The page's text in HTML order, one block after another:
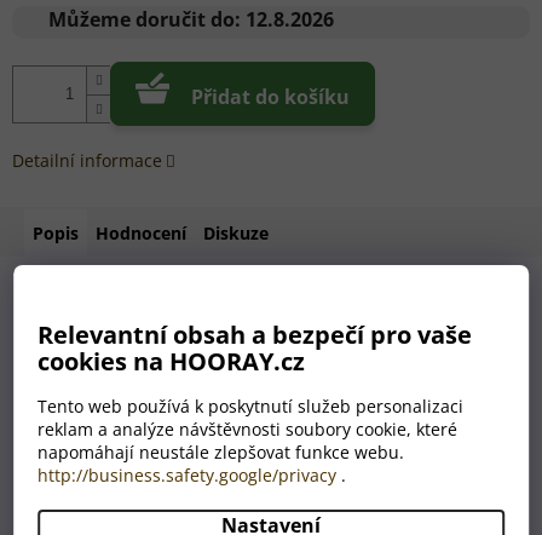
Relevantní obsah a bezpečí pro vaše
cookies na HOORAY.cz
Tento web používá k poskytnutí služeb personalizaci
reklam a analýze návštěvnosti soubory cookie, které
napomáhají neustále zlepšovat funkce webu.
http://business.safety.google/privacy .
Nastavení
cena:
Můžeme doručit do: 12.8.2026
Přidat do košíku
Detailní informace
Popis Hodnocení Diskuze
Našepersonalizovaná sklenice na whisky s
gravírováním na dněje přesně tím pravým překvapením.
Každý doušek whisky odhalí originální motiv nebovámi
zvolený text, který se objeví pod hladinou nápoje. Tento
detail zaručí „wow efekt“ a okamžitě promění obyčejné pití
whisky v nezapomenutelný zážitek.
✔️ Možnost vlastního textu nebo výběru z originálních motivů